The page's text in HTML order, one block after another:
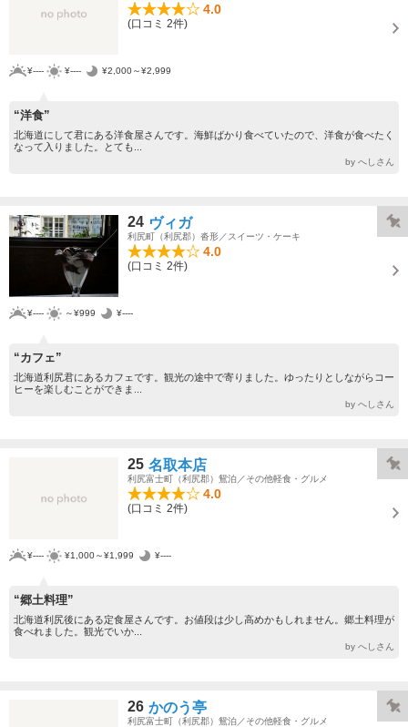
4.0
(口コミ 2件)
¥---- ¥---- ¥2,000～¥2,999
“洋食”
北海道にして君にある洋食屋さんです。海鮮ばかり食べていたので、洋食が食べたく
なって入りました。とても...
by へしさん
24 ヴィガ
利尻町（利尻郡）沓形／スイーツ・ケーキ
4.0
(口コミ 2件)
¥---- ～¥999 ¥----
“カフェ”
北海道利尻君にあるカフェです。観光の途中で寄りました。ゆったりとしながらコー
ヒーを楽しむことができま...
by へしさん
25 名取本店
利尻富士町（利尻郡）鴛泊／その他軽食・グルメ
4.0
(口コミ 2件)
¥---- ¥1,000～¥1,999 ¥----
“郷土料理”
北海道利尻後にある定食屋さんです。お値段は少し高めかもしれません。郷土料理が
食べれました。観光でいか...
by へしさん
26 かのう亭
利尻富士町（利尻郡）鴛泊／その他軽食・グルメ